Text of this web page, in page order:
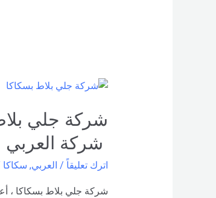
شركة العربي
اترك تعليقاً / العربي, سكاكا
شركة جلي بلاط بسكاكا ،
شركة
بلاط
بسكاكا
0551154864
اتصل
بنا –